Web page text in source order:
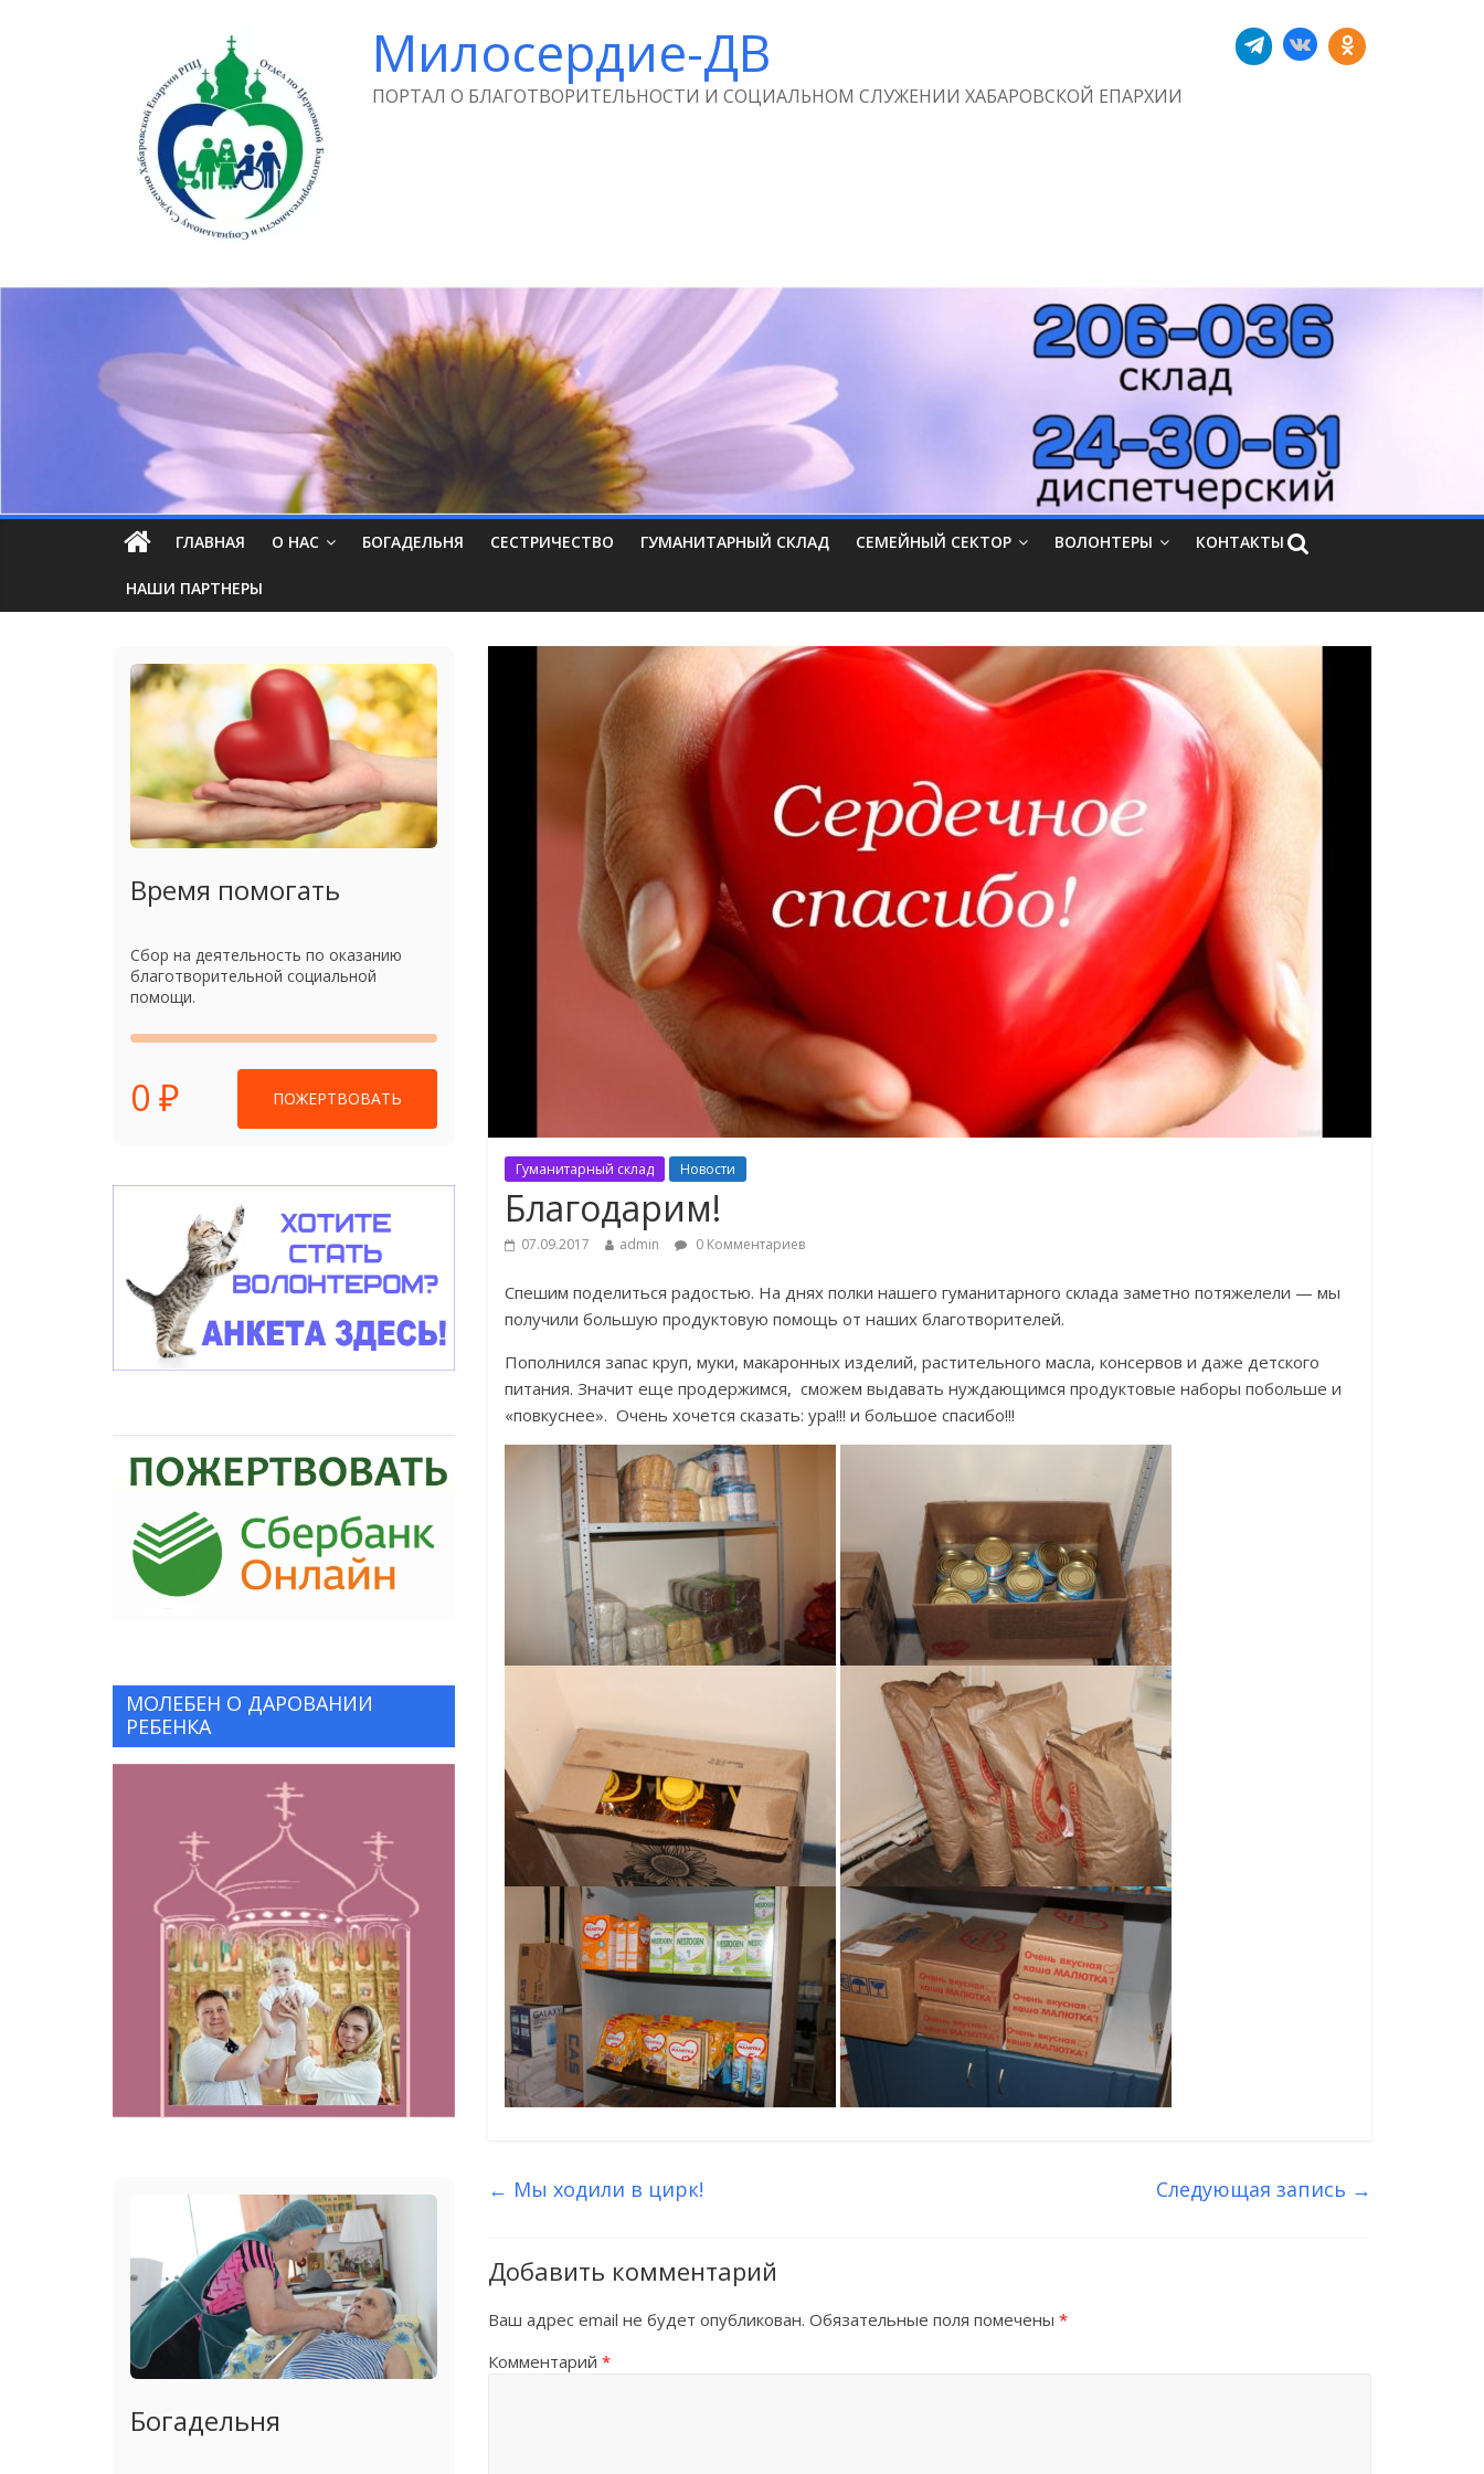
Милосердие-ДВ
ПОРТАЛ О БЛАГОТВОРИТЕЛЬНОСТИ И СОЦИАЛЬНОМ СЛУЖЕНИИ ХАБАРОВСКОЙ ЕПАРХИИ
ГЛАВНАЯ О НАС БОГАДЕЛЬНЯ СЕСТРИЧЕСТВО ГУМАНИТАРНЫЙ СКЛАД СЕМЕЙНЫЙ СЕКТОР ВОЛОНТЕРЫ КОНТАКТЫ
НАШИ ПАРТНЕРЫ
Гуманитарный склад Новости
Благодарим!
07.09.2017 admin 0 Комментариев
Спешим поделиться радостью. На днях полки нашего гуманитарного склада заметно потяжелели — мы
получили большую продуктовую помощь от наших благотворителей.
Пополнился запас круп, муки, макаронных изделий, растительного масла, консервов и даже детского
питания. Значит еще продержимся, сможем выдавать нуждающимся продуктовые наборы побольше и
«повкуснее». Очень хочется сказать: ура!!! и большое спасибо!!!
← Мы ходили в цирк! Следующая запись →
Добавить комментарий
Ваш адрес email не будет опубликован. Обязательные поля помечены *
Комментарий *
Время помогать
Сбор на деятельность по оказанию
благотворительной социальной
помощи.
0 ₽ ПОЖЕРТВОВАТЬ
МОЛЕБЕН О ДАРОВАНИИ
РЕБЕНКА
Богадельня